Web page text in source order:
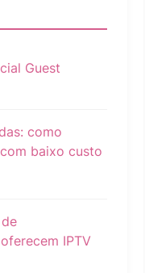
Guest
como
baixo custo
IPTV